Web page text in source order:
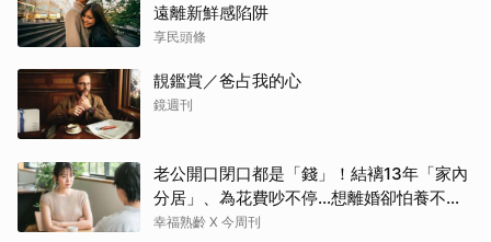
遠離新鮮感陷阱
享民頭條
靚鑑賞／爸占我的心
鏡週刊
老公開口閉口都是「錢」！結褵13年「家內
分居」、為花費吵不停…想離婚卻怕養不活
自己：還要忍3年？
幸福熟齡 X 今周刊